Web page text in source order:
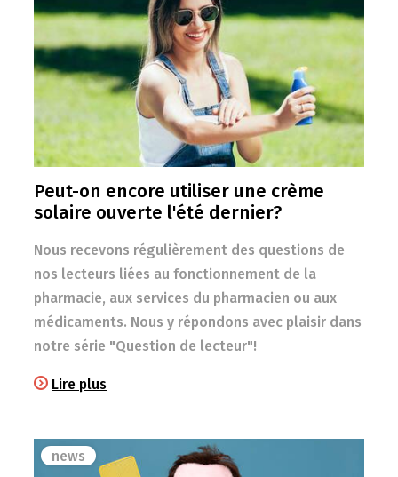
Peut-on encore utiliser une crème
solaire ouverte l'été dernier?
Nous recevons régulièrement des questions de
nos lecteurs liées au fonctionnement de la
pharmacie, aux services du pharmacien ou aux
médicaments. Nous y répondons avec plaisir dans
notre série "Question de lecteur"!
Lire plus
news